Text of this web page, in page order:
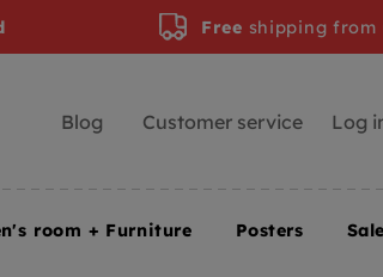
Free shipping from
Blog Customer service Log
room + Furniture Posters